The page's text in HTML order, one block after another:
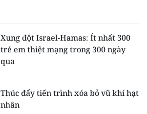
Xung đột Israel-Hamas: Ít nhất 300
trẻ em thiệt mạng trong 300 ngày
qua
Thúc đẩy tiến trình xóa bỏ vũ khí hạt
nhân